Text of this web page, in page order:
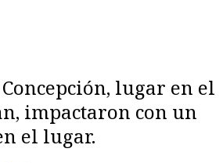
lugar en el
impactaron con un
el lugar.